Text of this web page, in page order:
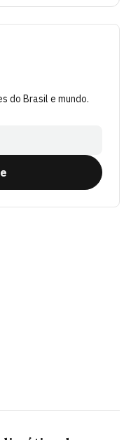
do Brasil e mundo.